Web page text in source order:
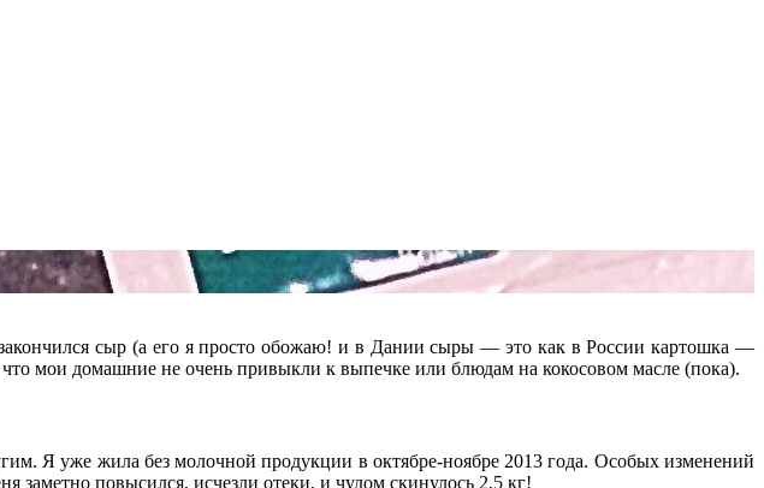
сыр (а его я просто обожаю! и в Дании сыры — это как в России картошка —
мои домашние не очень привыкли к выпечке или блюдам на кокосовом масле (пока).
Я уже жила без молочной продукции в октябре-ноябре 2013 года. Особых изменений
заметно повысился, исчезли отеки, и чудом скинулось 2,5 кг!